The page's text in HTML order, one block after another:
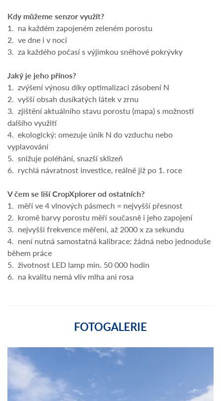
Kdy můžeme senzor využít?
1. na každém zapojeném zeleném porostu
2. ve dne i v noci
3. za každého počasí s výjimkou sněhové pokrývky
Jaký je jeho přínos?
1. zvýšení výnosu díky optimalizaci zásobení N
2. vyšší obsah dusíkatých látek v zrnu
3. zjištění aktuálního stavu porostu (mapa) s možností
dalšího využití
4. ekologický: omezuje únik N do vzduchu nebo
vyplavování
5. snižuje poléhání, snazší sklizeň
6. rychlá návratnost investice, reálně již po 1. roce
V čem se liší CropXplorer od ostatních?
1. měří ve 4 vlnových pásmech = nejvyšší přesnost
2. kromě barvy porostu měří současně i jeho zapojení
3. nejvyšší frekvence měření, až 2000 x za sekundu
4. není nutná samostatná kalibrace: žádná nebo jednoduše
během práce
5. životnost LED lamp min. 50 000 hodin
6. na kvalitu nemá vliv mlha ani rosa
FOTOGALERIE